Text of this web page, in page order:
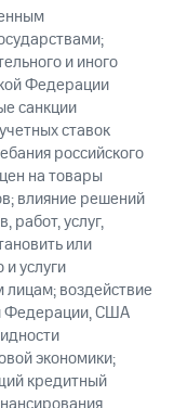
и иного
Федерации
санкции
ставок
российского
на товары
влияние решений
работ, услуг,
или
услуги
воздействие
Федерации, США
экономики;
кредитный